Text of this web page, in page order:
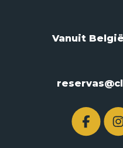
Vanuit